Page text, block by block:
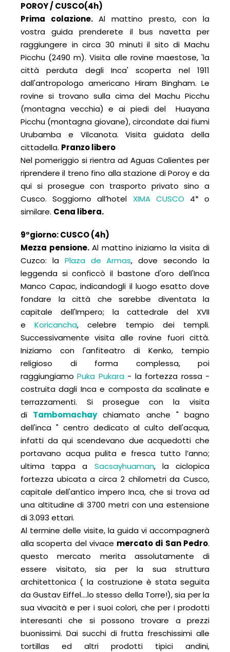
POROY / CUSCO(4h)
Prima colazione. Al mattino presto, con la
vostra guida prenderete il bus navetta per
raggiungere in circa 30 minuti il sito di Machu
Picchu (2490 m). Visita alle rovine maestose, 'la
città perduta degli Inca' scoperta nel 1911
dall'antropologo americano Hiram Bingham. Le
rovine si trovano sulla cima del Machu Picchu
(montagna vecchia) e ai piedi del Huayana
Picchu (montagna giovane), circondate dai fiumi
Urubamba e Vilcanota. Visita guidata della
cittadella. Pranzo libero
Nel pomeriggio si rientra ad Aguas Calientes per
riprendere il treno fino alla stazione di Poroy e da
qui si prosegue con trasporto privato sino a
Cusco. Soggiorno all’hotel XIMA CUSCO 4* o
similare. Cena libera.
9°giorno: CUSCO (4h)
Mezza pensione. Al mattino iniziamo la visita di
Cuzco: la Plaza de Armas, dove secondo la
leggenda si conficcò il bastone d'oro dell'Inca
Manco Capac, indicandogli il luogo esatto dove
fondare la città che sarebbe diventata la
capitale dell'Impero; la cattedrale del XVII
eKoricancha, celebre tempio dei templi.
Successivamente visita alle rovine fuori città.
Iniziamo con l'anfiteatro di Kenko, tempio
religioso di forma complessa, poi
raggiungiamoPuka Pukara- la fortezza rossa -
costruita dagli Inca e composta da scalinate e
terrazzamenti. Si prosegue con la visita
di Tambomachaychiamato anche " bagno
dell'inca " centro dedicato al culto dell'acqua,
infatti da qui scendevano due acquedotti che
portavano acqua pulita e fresca tutto l’anno;
ultima tappa a Sacsayhuaman, la ciclopica
fortezza ubicata a circa 2 chilometri da Cusco,
capitale dell'antico impero Inca, che si trova ad
una altitudine di 3700 metri con una estensione
di 3.093 ettari.
Al termine delle visite, la guida vi accompagnerà
alla scoperta del vivace mercato di San Pedro.
questo mercato merita assolutamente di
essere visitato, sia per la sua struttura
architettonica ( la costruzione è stata seguita
da Gustav Eiffel….lo stesso della Torre!), sia per la
sua vivacità e per i suoi colori, che per i prodotti
interesanti che si possono trovare a prezzi
buonissimi. Dai succhi di frutta freschissimi alle
tortillas ed altri prodotti tipici andini,